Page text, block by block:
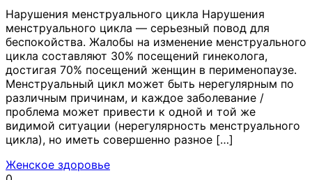
Нарушения менструального цикла Нарушения
менструального цикла — серьезный повод для
беспокойства. Жалобы на изменение менструального
цикла составляют 30% посещений гинеколога,
достигая 70% посещений женщин в перименопаузе.
Менструальный цикл может быть нерегулярным по
различным причинам, и каждое заболевание /
проблема может привести к одной и той же
видимой ситуации (нерегулярность менструального
цикла), но иметь совершенно разное […]
Женское здоровье